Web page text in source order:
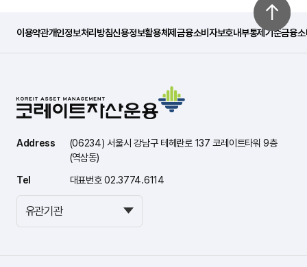
이용약관개인정보처리방침신용정보활용체제금융소비자보호내부통제기준금융
Address
(06234) 서울시 강남구 테헤란로 137 코레이트타워 9층
(역삼동)
Tel
대표번호 02.3774.6114